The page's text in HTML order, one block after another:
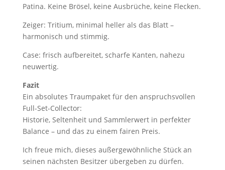
Patina. Keine Brösel, keine Ausbrüche, keine Flecken.
Zeiger: Tritium, minimal heller als das Blatt –
harmonisch und stimmig.
Case: frisch aufbereitet, scharfe Kanten, nahezu
neuwertig.
Fazit
Ein absolutes Traumpaket für den anspruchsvollen
Full-Set-Collector:
Historie, Seltenheit und Sammlerwert in perfekter
Balance – und das zu einem fairen Preis.
Ich freue mich, dieses außergewöhnliche Stück an
seinen nächsten Besitzer übergeben zu dürfen.